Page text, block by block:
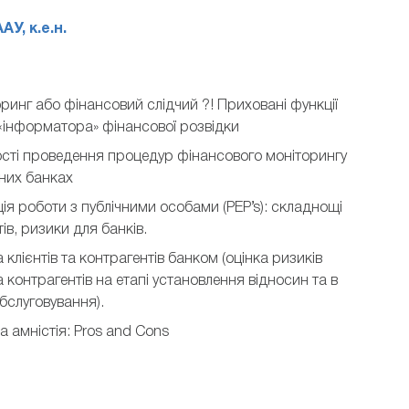
к.е.н.
або фінансовий слідчий ?! Приховані функції
фінансової розвідки
проведення процедур фінансового моніторингу
банках
роботи з публічними особами (PEP’s): складнощі
ризики для банків.
клієнтів та контрагентів банком (оцінка ризиків
контрагентів на етапі установлення відносин та в
амністія: Pros and Cons